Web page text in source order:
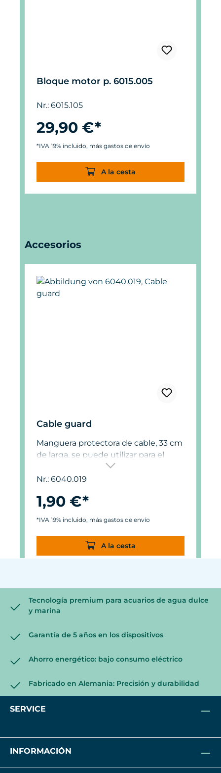
Bloque motor p. 6015.005
Nr.: 6015.105
29,90 €*
*IVA 19% incluido, más gastos de envío
A la cesta
Omitir la galería de productos
Accesorios
Cable guard
Manguera protectora de cable, 33 cm
de larga, se puede utilizar para el
cable de las bombas Turbelle®, p. ej.,
para proteger contra daños causados
se encuentra arriba en el cono de luz
Nr.: 6040.019
1,90 €*
*IVA 19% incluido, más gastos de envío
A la cesta
Tecnología premium para acuarios de agua dulce
y marina
Garantía de 5 años en los dispositivos
Ahorro energético: bajo consumo eléctrico
Fabricado en Alemania: Precisión y durabilidad
SERVICE
INFORMACIÓN